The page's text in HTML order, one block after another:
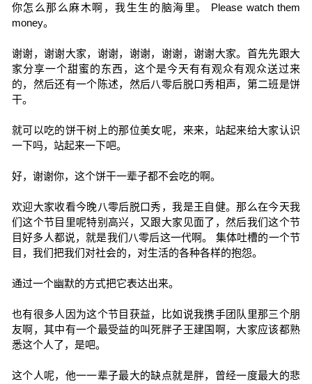
你怎么那么麻木啊，我生生的脑海里。 Please watch them
money。
谢谢，谢谢大家，谢谢，谢谢，谢谢，谢谢大家。首先先跟大
家分享一个甜蜜的东西，这个是今天有有观众有观众送过来
的，然后还有一个陈述，然后八零后脱口秀相声，第二班是饼
干。
就可以吃的饼干树上的那位美女呢，来来，站起来给大家认识
一下吗，站起来一下吧。
好，谢谢你，这个饼干一辈子都不会吃的啊。
欢迎大家收看今晚八零后脱口秀，我是王自健。那么在今天我
们这个节目里呢特别高兴，又跟大家见面了，然后我们这个节
目好多人都说，就是我们八零后这一代啊。 集体吐槽的一个节
目，我们把我们对社会的，对生活的各种各样的抱怨。
通过一个幽默的方式把它表达出来。
也有很多人因为这个节目获益，比如说我携手团队里那三个朋
友啊，其中有一个最受益的叫死胖子王建国啊，大家应该都熟
悉这个人了，是吧。
这个人呢，他一一辈子最大的缺点就是胖，曾经一度最大的悲